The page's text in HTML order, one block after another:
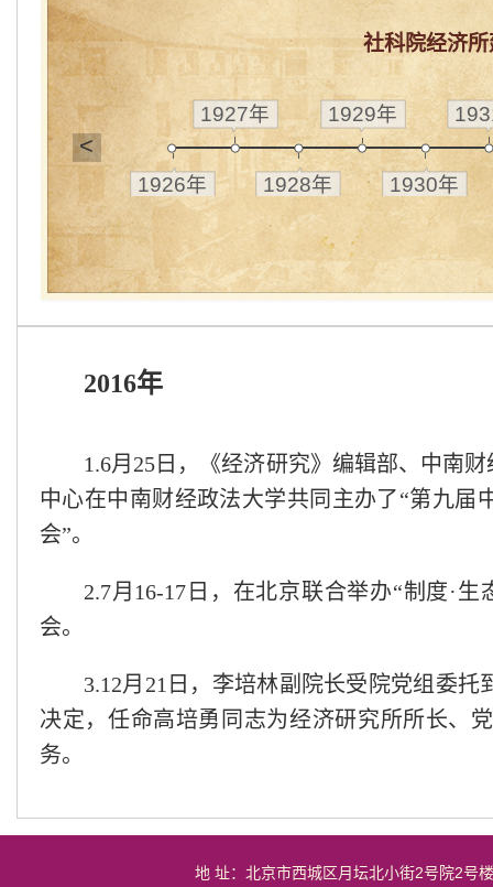
社科院经济
1926年
1927年
1928年
1929年
1930年
<
2016年
1.6月25日，《经济研究》编辑部、中南
中心在中南财经政法大学共同主办了“第九届
会”。
2.7月16-17日，在北京联合举办“制度·
会。
3.12月21日，李培林副院长受院党组委
决定，任命高培勇同志为经济研究所所长、
务。
地 址：北京市西城区月坛北小街2号院2号